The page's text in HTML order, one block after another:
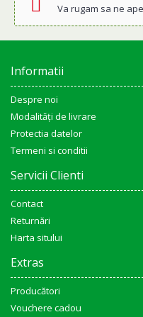
Va rugam sa ne
Informatii
Despre noi
Modalități de livrare
Protectia datelor
Termeni si conditii
Servicii Clienti
Contact
Returnări
Harta sitului
Extras
Producători
Vouchere cadou